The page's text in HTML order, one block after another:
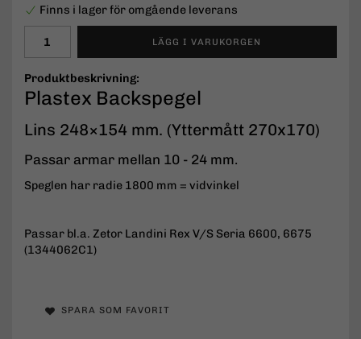
Finns i lager för omgående leverans
LÄGG I VARUKORGEN
Produktbeskrivning:
Plastex Backspegel
Lins 248×154 mm. (Yttermått 270x170)
Passar armar mellan 10 - 24 mm.
Speglen har radie 1800 mm = vidvinkel
Passar bl.a. Zetor Landini Rex V/S Seria 6600, 6675
(1344062C1)
SPARA SOM FAVORIT